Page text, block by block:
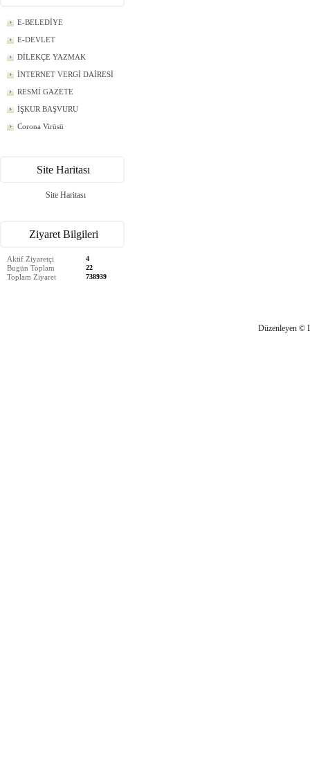
E-BELEDİYE
E-DEVLET
DİLEKÇE YAZMAK
İNTERNET VERGİ DAİRESİ
RESMİ GAZETE
İŞKUR BAŞVURU
Corona Virüsü
Site Haritası
Site Haritası
Ziyaret Bilgileri
Aktif Ziyaretçi 4
Bugün Toplam 22
Toplam Ziyaret 738939
Düzenleyen ©